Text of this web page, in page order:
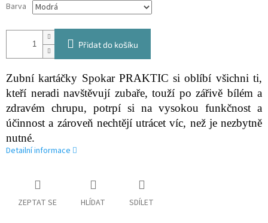
Barva
Přidat do košíku
Zubní kartáčky Spokar PRAKTIC si oblíbí všichni ti,
kteří neradi navštěvují zubaře, touží po zářivě bílém a
zdravém chrupu, potrpí si na vysokou funkčnost a
účinnost a zároveň nechtějí utrácet víc, než je nezbytně
nutné.
Detailní informace
ZEPTAT SE HLÍDAT SDÍLET